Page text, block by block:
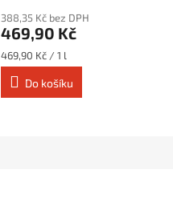
388,35 Kč bez DPH
469,90 Kč
Měrná
cena:
469,90 Kč / 1 l
Do košíku